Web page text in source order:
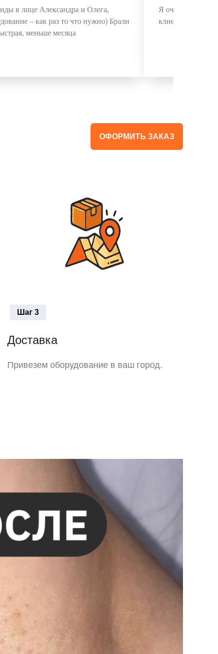
в лице Александра и Олега,
– как раз то что нужно) Брали
меньше месяца
Я очень
клиентов!
Шаг 3
Привезем оборудование в ваш город.
Доставка
ОФОРМИТЬ ЗАКАЗ